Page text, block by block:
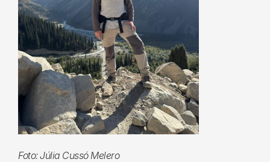
Foto: Júlia Cussó Melero